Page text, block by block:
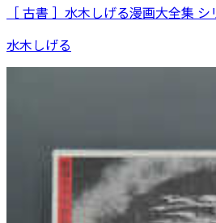
［ 古書 ］水木しげる漫画大全集
水木しげる